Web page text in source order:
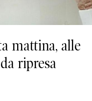
mattina, alle
ripresa